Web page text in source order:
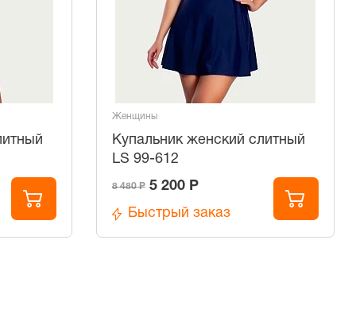
Женщины
Купальник женский слитный
LS 99-612
8 480 Р 5 200 Р
Быстрый заказ